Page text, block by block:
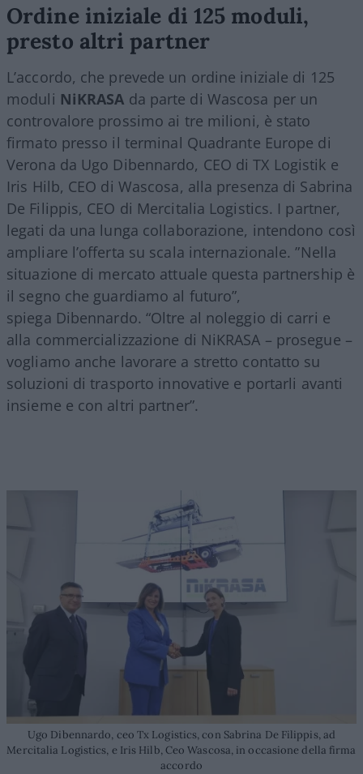
Ordine iniziale di 125 moduli,
presto altri partner
L’accordo, che prevede un ordine iniziale di 125
moduli NiKRASA da parte di Wascosa per un
controvalore prossimo ai tre milioni, è stato
firmato presso il terminal Quadrante Europe di
Verona da Ugo Dibennardo, CEO di TX Logistik e
Iris Hilb, CEO di Wascosa, alla presenza di Sabrina
De Filippis, CEO di Mercitalia Logistics. I partner,
legati da una lunga collaborazione, intendono così
ampliare l’offerta su scala internazionale. ”Nella
situazione di mercato attuale questa partnership è
il segno che guardiamo al futuro”,
spiega Dibennardo. “Oltre al noleggio di carri e
alla commercializzazione di NiKRASA – prosegue –
vogliamo anche lavorare a stretto contatto su
soluzioni di trasporto innovative e portarli avanti
insieme e con altri partner”.
Ugo Dibennardo, ceo Tx Logistics, con Sabrina De Filippis, ad
Mercitalia Logistics, e Iris Hilb, Ceo Wascosa, in occasione della firma
accordo